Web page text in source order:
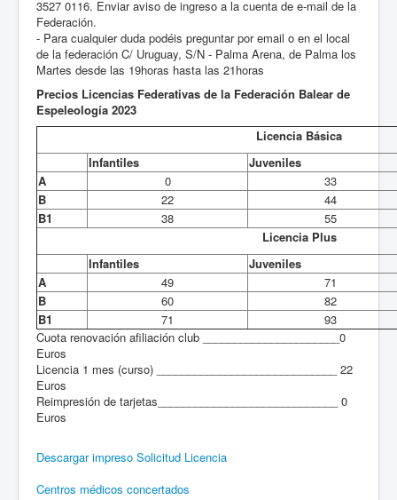
3527 0116. Enviar aviso de ingreso a la cuenta de e-mail de la
Federación.
- Para cualquier duda podéis preguntar por email o en el local
de la federación C/ Uruguay, S/N - Palma Arena, de Palma los
Martes desde las 19horas hasta las 21horas
Precios Licencias Federativas de la Federación Balear de
Espeleología 2023
Licencia Básica
Infantiles
Juveniles
A
0
33
B
22
44
B1
38
55
Licencia Plus
Infantiles
Juveniles
A
49
71
B
60
82
B1
71
93
Cuota renovación afiliación club ______________________0
Euros
Licencia 1 mes (curso) _____________________________ 22
Euros
Reimpresión de tarjetas_____________________________ 0
Euros
Descargar impreso Solicitud Licencia
Centros médicos concertados